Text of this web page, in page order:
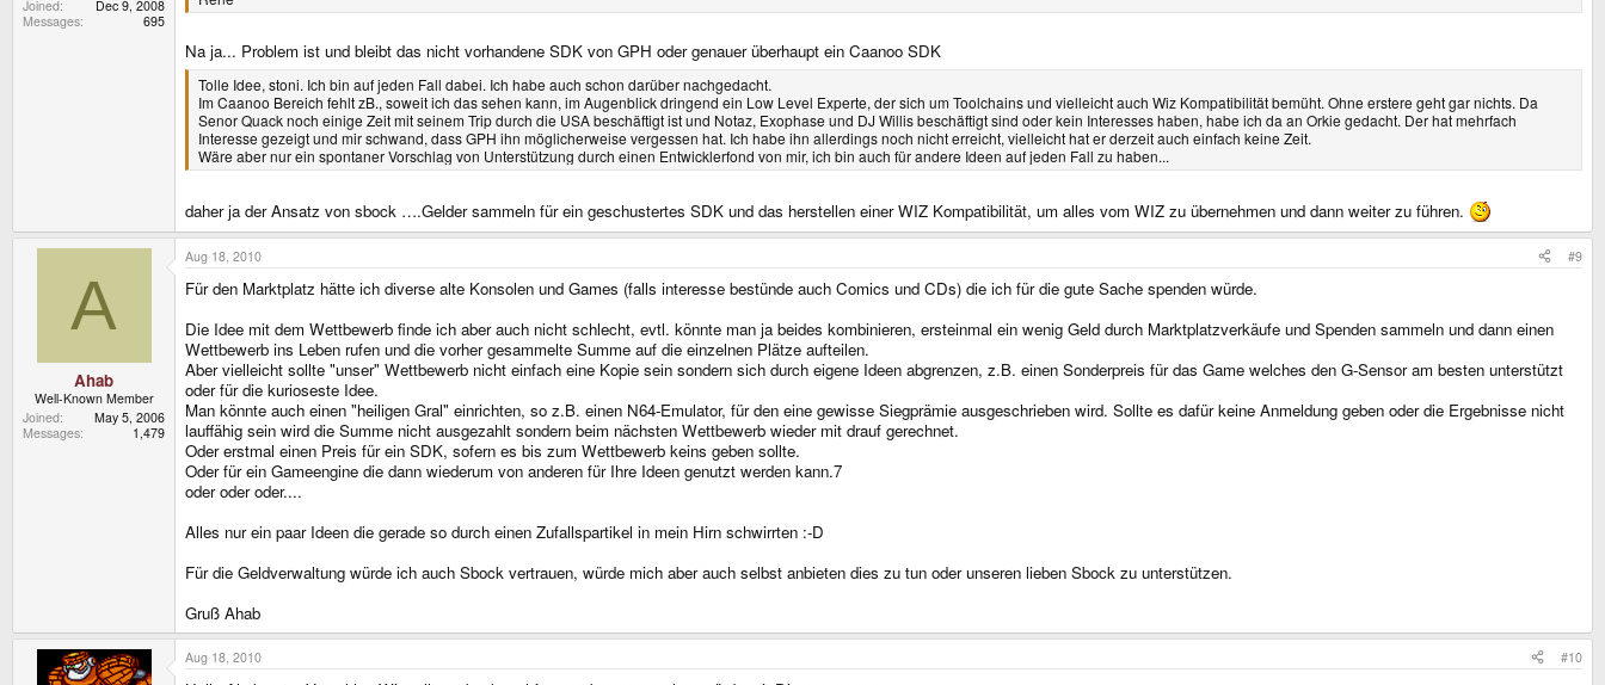
Joined
Dec 9, 2008
Messages
695
Na ja... Problem ist und bleibt das nicht vorhandene SDK von GPH oder genauer überhaupt ein Caanoo SDK
Tolle Idee, stoni. Ich bin auf jeden Fall dabei. Ich habe auch schon darüber nachgedacht.
Im Caanoo Bereich fehlt zB., soweit ich das sehen kann, im Augenblick dringend ein Low Level Experte, der sich um Toolchains und vielleicht auch Wiz Kompatibilität bemüht. Ohne erstere geht gar nichts. Da
Senor Quack noch einige Zeit mit seinem Trip durch die USA beschäftigt ist und Notaz, Exophase und DJ Willis beschäftigt sind oder kein Interesses haben, habe ich da an Orkie gedacht. Der hat mehrfach
Interesse gezeigt und mir schwand, dass GPH ihn möglicherweise vergessen hat. Ich habe ihn allerdings noch nicht erreicht, vielleicht hat er derzeit auch einfach keine Zeit.
Wäre aber nur ein spontaner Vorschlag von Unterstützung durch einen Entwicklerfond von mir, ich bin auch für andere Ideen auf jeden Fall zu haben...
daher ja der Ansatz von sbock ….Gelder sammeln für ein geschustertes SDK und das herstellen einer WIZ Kompatibilität, um alles vom WIZ zu übernehmen und dann weiter zu führen.
A
Ahab
Well-Known Member
Joined
May 5, 2006
Messages
1,479
Aug 18, 2010 #9
Für den Marktplatz hätte ich diverse alte Konsolen und Games (falls interesse bestünde auch Comics und CDs) die ich für die gute Sache spenden würde.
Die Idee mit dem Wettbewerb finde ich aber auch nicht schlecht, evtl. könnte man ja beides kombinieren, ersteinmal ein wenig Geld durch Marktplatzverkäufe und Spenden sammeln und dann einen
Wettbewerb ins Leben rufen und die vorher gesammelte Summe auf die einzelnen Plätze aufteilen.
Aber vielleicht sollte "unser" Wettbewerb nicht einfach eine Kopie sein sondern sich durch eigene Ideen abgrenzen, z.B. einen Sonderpreis für das Game welches den G-Sensor am besten unterstützt
oder für die kurioseste Idee.
Man könnte auch einen "heiligen Gral" einrichten, so z.B. einen N64-Emulator, für den eine gewisse Siegprämie ausgeschrieben wird. Sollte es dafür keine Anmeldung geben oder die Ergebnisse nicht
lauffähig sein wird die Summe nicht ausgezahlt sondern beim nächsten Wettbewerb wieder mit drauf gerechnet.
Oder erstmal einen Preis für ein SDK, sofern es bis zum Wettbewerb keins geben sollte.
Oder für ein Gameengine die dann wiederum von anderen für Ihre Ideen genutzt werden kann.7
oder oder oder....
Alles nur ein paar Ideen die gerade so durch einen Zufallspartikel in mein Hirn schwirrten :-D
Für die Geldverwaltung würde ich auch Sbock vertrauen, würde mich aber auch selbst anbieten dies zu tun oder unseren lieben Sbock zu unterstützen.
Gruß Ahab
Aug 18, 2010 #10